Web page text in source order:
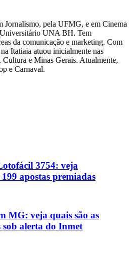
Jornalismo, pela UFMG, e em Cinema
UNA BH. Tem
da comunicação e marketing. Com
Itatiaia atuou inicialmente nas
e Minas Gerais. Atualmente,
e Carnaval.
3754: veja
199 apostas premiadas
MG: veja quais são as
sob alerta do Inmet